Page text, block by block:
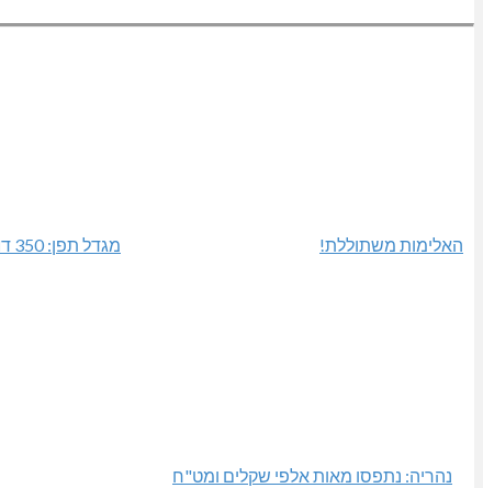
האלימות משתוללת! מגדל תפן: 350 דונם במתחם חדש
נהריה: נתפסו מאות אלפי שקלים ומט"ח